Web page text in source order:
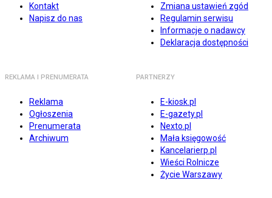
Kontakt
Napisz do nas
Zmiana ustawień zgód
Regulamin serwisu
Informacje o nadawcy
Deklaracja dostępności
REKLAMA I PRENUMERATA
Reklama
Ogłoszenia
Prenumerata
Archiwum
PARTNERZY
E-kiosk.pl
E-gazety.pl
Nexto.pl
Mała księgowość
Kancelarierp.pl
Wieści Rolnicze
Życie Warszawy